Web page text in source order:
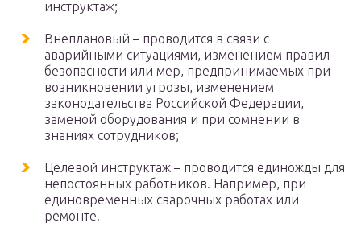
инструктаж;
Внеплановый – проводится в связи с
аварийными ситуациями, изменением правил
безопасности или мер, предпринимаемых при
возникновении угрозы, изменением
законодательства Российской Федерации,
заменой оборудования и при сомнении в
знаниях сотрудников;
Целевой инструктаж – проводится единожды для
непостоянных работников. Например, при
единовременных сварочных работах или
ремонте.